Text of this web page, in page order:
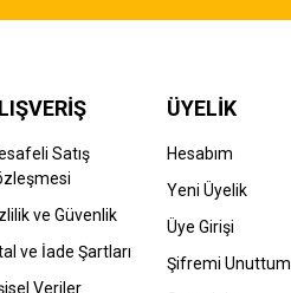
alternatifler olmalı.
Satış
ve Güvenlik
ve İade Şartları
Veriler
ÜYELİK
Hesabım
Yeni Üyelik
Üye Girişi
Şifremi Unuttum